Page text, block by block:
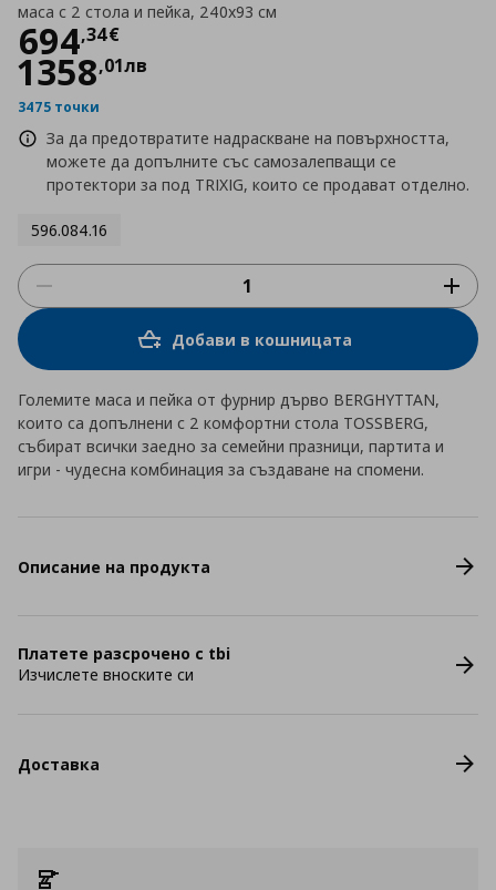
маса с 2 стола и пейка, 240x93 см
694,34€
Цена694,34 €
1358,01лв
3475 точки
За да предотвратите надраскване на повърхността,
можете да допълните със самозалепващи се
протектори за под TRIXIG, които се продават отделно.
596.084.16
Добави в кошницата
Големите маса и пейка от фурнир дърво BERGHYTTAN,
които са допълнени с 2 комфортни стола TOSSBERG,
събират всички заедно за семейни празници, партита и
игри - чудесна комбинация за създаване на спомени.
Описание на продукта
Платете разсрочено с tbi
Изчислете вноските си
Доставка